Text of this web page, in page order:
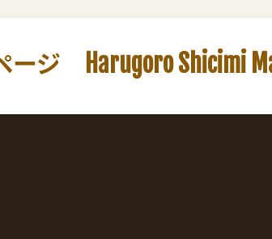
ジ Harugoro Shicimi